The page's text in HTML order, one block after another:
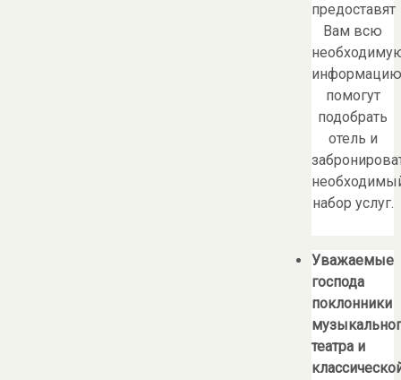
предоставят
Вам всю
помогут
подобрать
отель и
набор услуг.
Уважаемые
господа
поклонники
театра и